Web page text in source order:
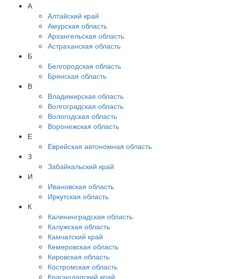
А
Алтайский край
Амурская область
Архангельская область
Астраханская область
Б
Белгородская область
Брянская область
В
Владимирская область
Волгоградская область
Вологодская область
Воронежская область
Е
Еврейская автономная область
З
Забайкальский край
И
Ивановская область
Иркутская область
К
Калининградская область
Калужская область
Камчатский край
Кемеровская область
Кировская область
Костромская область
Краснодарский край